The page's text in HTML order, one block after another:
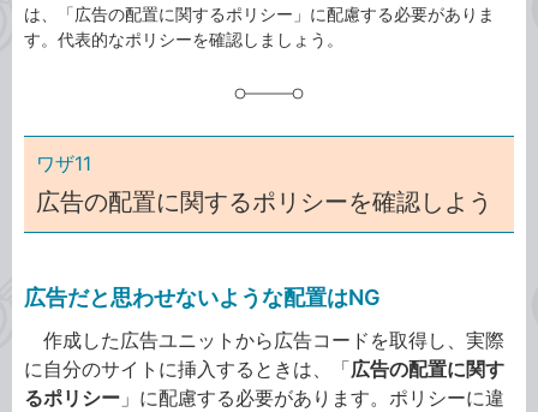
は、「広告の配置に関するポリシー」に配慮する必要がありま
す。代表的なポリシーを確認しましょう。
ワザ11
広告の配置に関するポリシーを確認しよう
広告だと思わせないような配置はNG
作成した広告ユニットから広告コードを取得し、実際
に自分のサイトに挿入するときは、「広告の配置に関す
るポリシー 」に配慮する必要があります。ポリシーに違